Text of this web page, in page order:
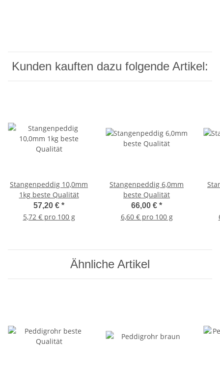
Kunden kauften dazu folgende Artikel:
Stangenpeddig 10,0mm
1kg beste Qualität
57,20 € *
5,72 € pro 100 g
Stangenpeddig 6,0mm
beste Qualität
66,00 € *
6,60 € pro 100 g
Ähnliche Artikel